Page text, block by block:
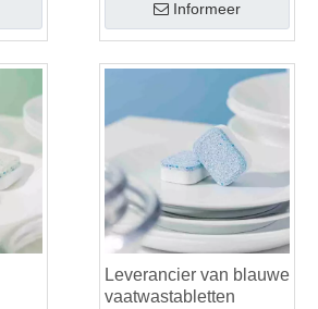
Informeer
Leverancier van blauwe
vaatwastabletten